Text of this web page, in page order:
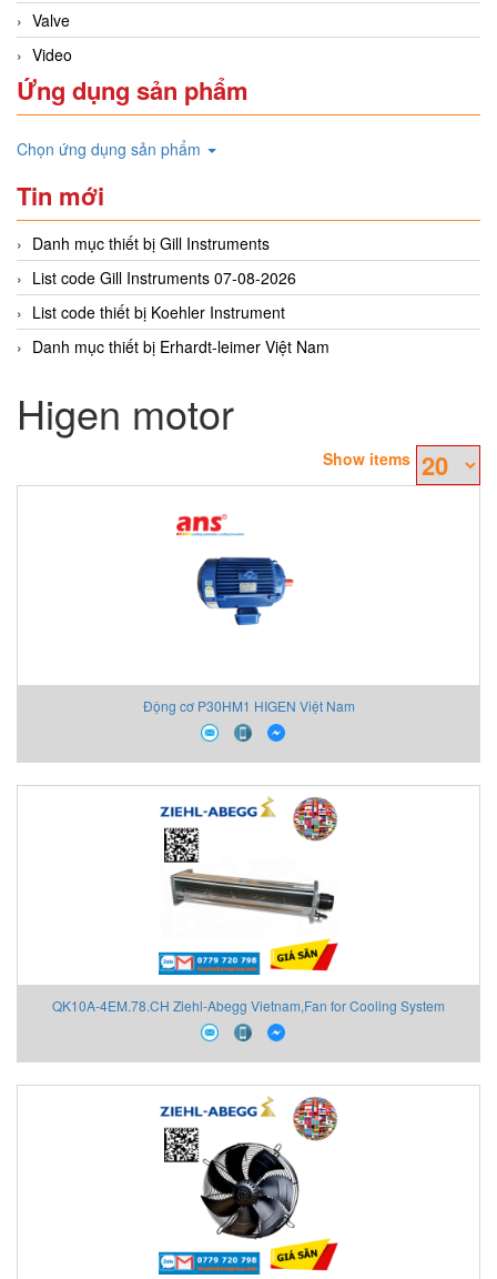
Valve
Video
Ứng dụng sản phẩm
Chọn ứng dụng sản phẩm
Tin mới
Danh mục thiết bị Gill Instruments
List code Gill Instruments 07-08-2026
List code thiết bị Koehler Instrument
Danh mục thiết bị Erhardt-leimer Việt Nam
Higen motor
Show items
Động cơ P30HM1 HIGEN Việt Nam
QK10A-4EM.78.CH Ziehl-Abegg Vietnam,Fan for Cooling System